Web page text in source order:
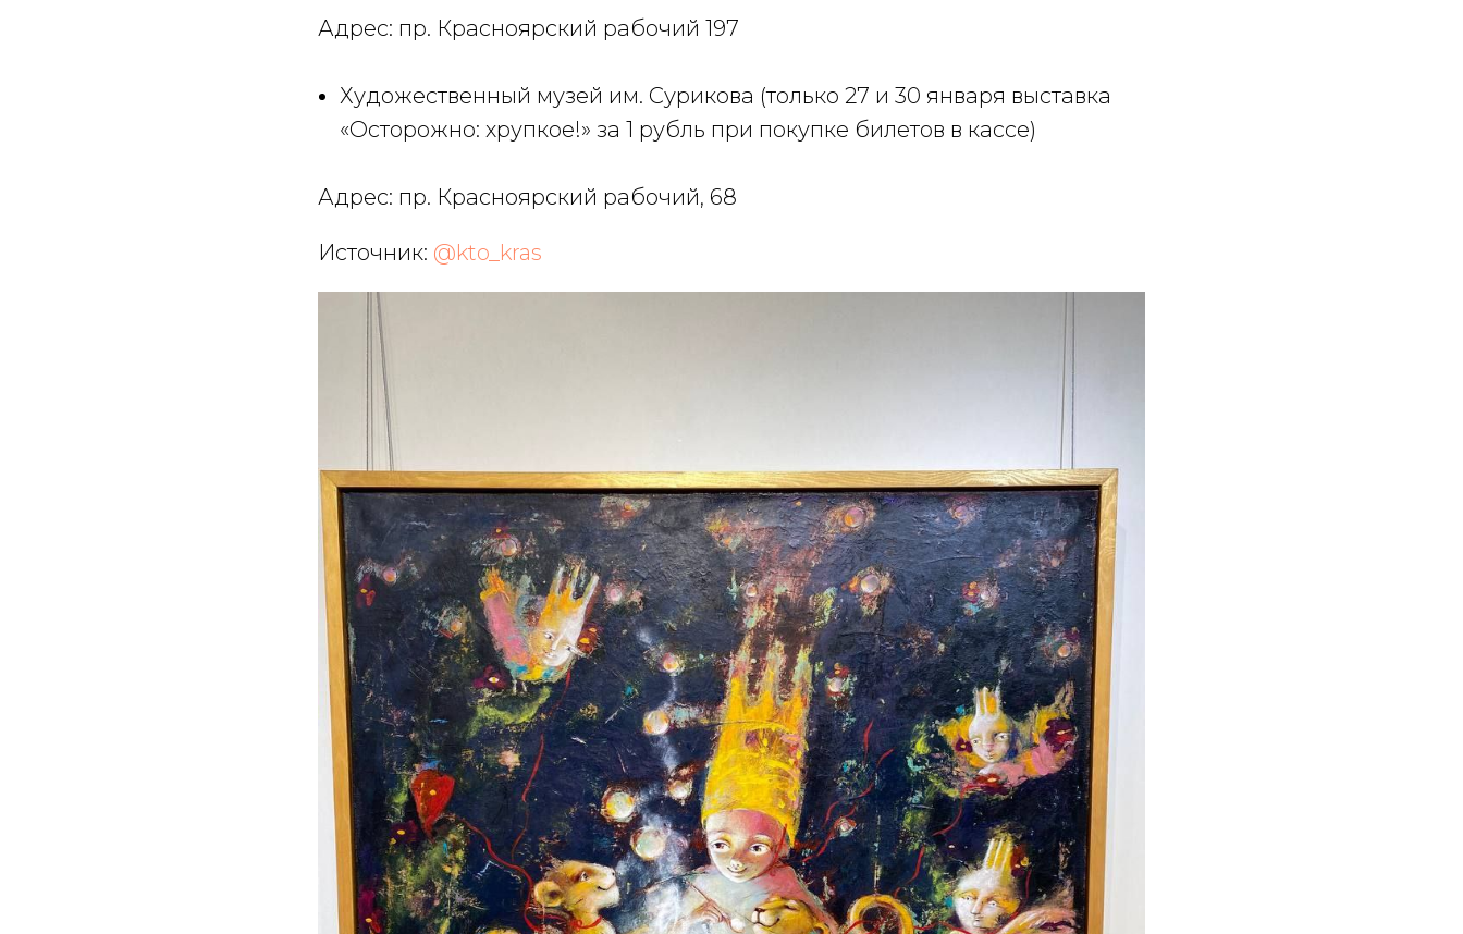
Адрес: пр. Красноярский рабочий 197
Художественный музей им. Сурикова (только 27 и 30 января выставка
«Осторожно: хрупкое!» за 1 рубль при покупке билетов в кассе)
Адрес: пр. Красноярский рабочий, 68
Источник: @kto_kras